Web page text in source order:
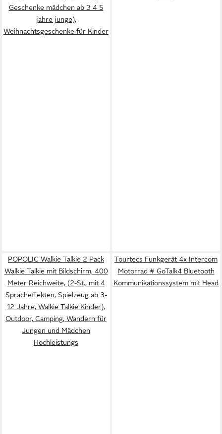
Geschenke mädchen ab 3 4 5
jahre junge),
Weihnachtsgeschenke für Kinder
POPOLIC Walkie Talkie 2 Pack
Walkie Talkie mit Bildschirm, 400
Meter Reichweite, (2-St., mit 4
Spracheffekten, Spielzeug ab 3-
12 Jahre, Walkie Talkie Kinder),
Outdoor, Camping, Wandern für
Jungen und Mädchen
Hochleistungs
Tourtecs Funkgerät 4x Intercom
Motorrad # GoTalk4 Bluetooth
Kommunikationssystem mit Head